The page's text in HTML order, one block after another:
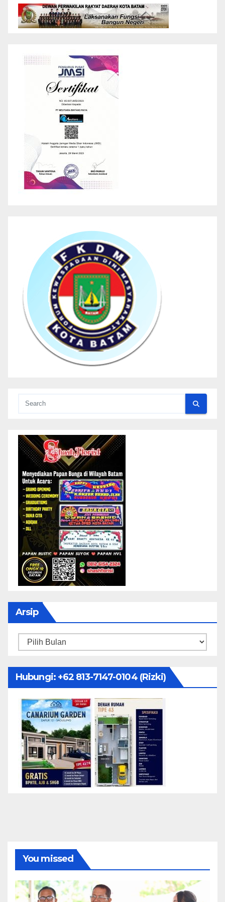
Arsip
Arsip
Hubungi: ‪+62 813-7147-0104‬ (Rizki)
You missed